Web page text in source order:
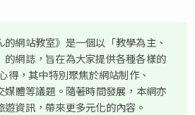
的網站教室》是一個以「教學為主、
的網誌，旨在為大家提供各種各樣的
得，其中特別聚焦於網站制作、
媒體等議題。隨著時間發展，本網亦
遊資訊，帶來更多元化的內容。